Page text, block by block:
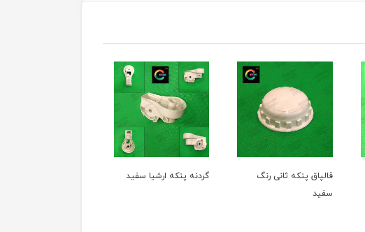
قالپاق پنکه ثانی رنگ
گردنه پنکه ارشیا سفید